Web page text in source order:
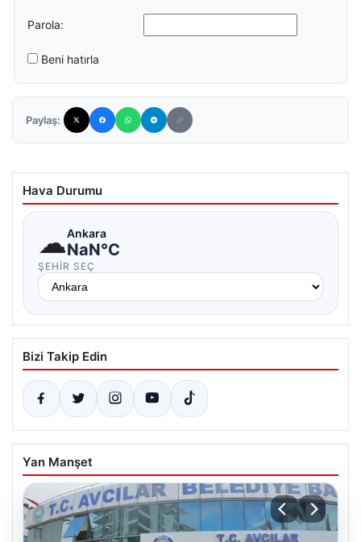
Parola:
Beni hatırla
Paylaş:
Hava Durumu
☁Ankara
NaN°C
ŞEHIR SEÇ
Bizi Takip Edin
Yan Manşet